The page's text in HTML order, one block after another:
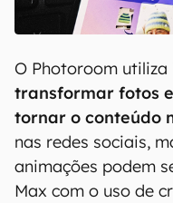
O Photoroom
transformar fotos
tornar o conteúdo
nas redes sociais,
animações podem
Max com o uso de